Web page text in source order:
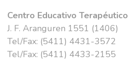
Centro Educativo Terapéutico
J. F. Aranguren 1551 (1406)
Tel/Fax: (5411) 4431-3572
Tel/Fax: (5411) 4433-2155